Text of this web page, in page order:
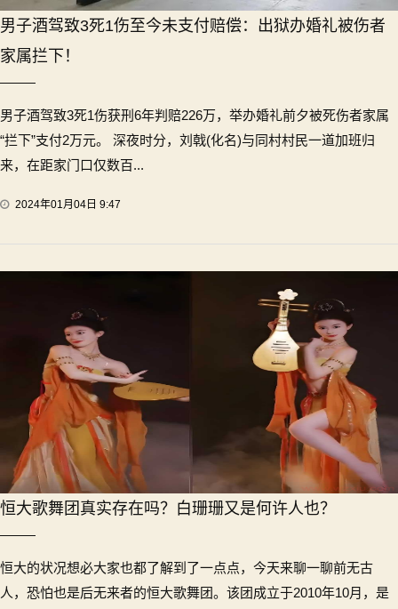
男子酒驾致3死1伤至今未支付赔偿：出狱办婚礼被伤者
家属拦下！
男子酒驾致3死1伤获刑6年判赔226万，举办婚礼前夕被死伤者家属
“拦下”支付2万元。 深夜时分，刘戟(化名)与同村村民一道加班归
来，在距家门口仅数百...
2024年01月04日 9:47
恒大歌舞团真实存在吗？白珊珊又是何许人也？
恒大的状况想必大家也都了解到了一点点，今天来聊一聊前无古
人，恐怕也是后无来者的恒大歌舞团。该团成立于2010年10月，是